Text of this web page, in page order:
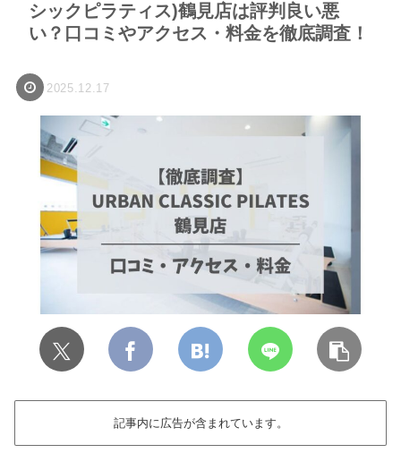
シックピラティス)鶴見店は評判良い悪
い？口コミやアクセス・料金を徹底調査！
2025.12.17
記事内に広告が含まれています。